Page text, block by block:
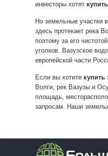
инвесторы хотят
Но земельные участки
здесь протекает река
поэтому за его
уголков. Вазузское
европейской части
Если вы хотите купить
Волги, рек Вазузы и
площадь,
запросам. Наши